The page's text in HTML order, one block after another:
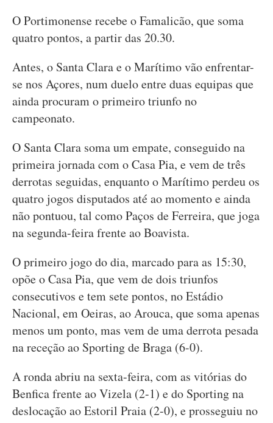
O Portimonense recebe o Famalicão, que soma
quatro pontos, a partir das 20.30.
Antes, o Santa Clara e o Marítimo vão enfrentar-
se nos Açores, num duelo entre duas equipas que
ainda procuram o primeiro triunfo no
campeonato.
O Santa Clara soma um empate, conseguido na
primeira jornada com o Casa Pia, e vem de três
derrotas seguidas, enquanto o Marítimo perdeu os
quatro jogos disputados até ao momento e ainda
não pontuou, tal como Paços de Ferreira, que joga
na segunda-feira frente ao Boavista.
O primeiro jogo do dia, marcado para as 15:30,
opõe o Casa Pia, que vem de dois triunfos
consecutivos e tem sete pontos, no Estádio
Nacional, em Oeiras, ao Arouca, que soma apenas
menos um ponto, mas vem de uma derrota pesada
na receção ao Sporting de Braga (6-0).
A ronda abriu na sexta-feira, com as vitórias do
Benfica frente ao Vizela (2-1) e do Sporting na
deslocação ao Estoril Praia (2-0), e prosseguiu no